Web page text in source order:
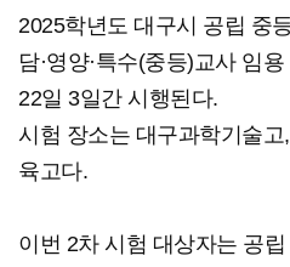
2025학년도 대구시 공립 중
담·영양·특수(중등)교사 임
22일 3일간 시행된다.
시험 장소는 대구과학기술고
육고다.
이번 2차 시험 대상자는 공립